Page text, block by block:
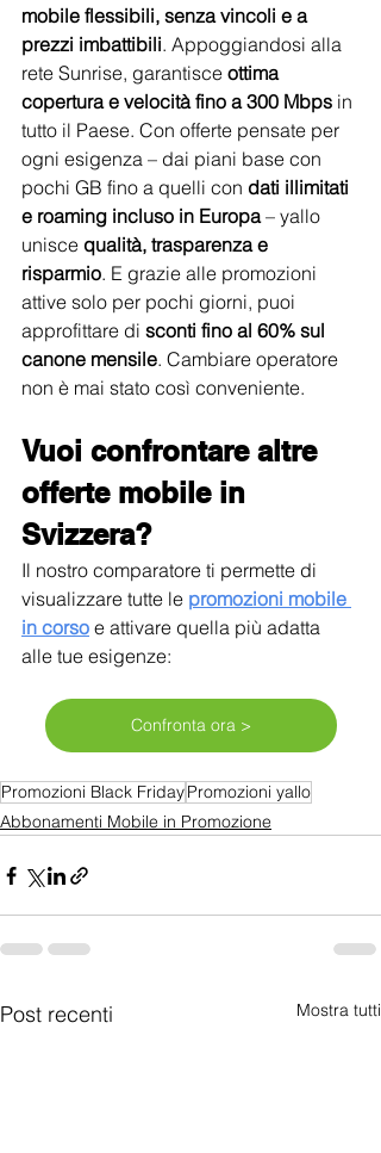
mobile flessibili, senza vincoli e a
prezzi imbattibili. Appoggiandosi alla
rete Sunrise, garantisce ottima
copertura e velocità fino a 300 Mbps in
tutto il Paese. Con offerte pensate per
ogni esigenza – dai piani base con
pochi GB fino a quelli con dati illimitati
e roaming incluso in Europa – yallo
unisce qualità, trasparenza e
risparmio. E grazie alle promozioni
attive solo per pochi giorni, puoi
approfittare di sconti fino al 60% sul
canone mensile. Cambiare operatore
non è mai stato così conveniente.
Vuoi confrontare altre
offerte mobile in
Svizzera?
Il nostro comparatore ti permette di
visualizzare tutte le promozioni mobile
in corso e attivare quella più adatta
alle tue esigenze:
Confronta ora >
Promozioni Black FridayPromozioni yallo
Abbonamenti Mobile in Promozione
Post recenti Mostra tutti